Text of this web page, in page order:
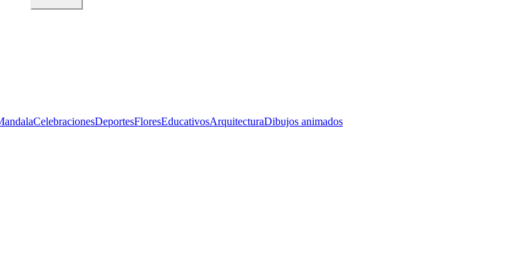
CelebracionesDeportesFloresEducativosArquitecturaDibujos animados